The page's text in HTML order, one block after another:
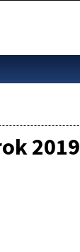
2019